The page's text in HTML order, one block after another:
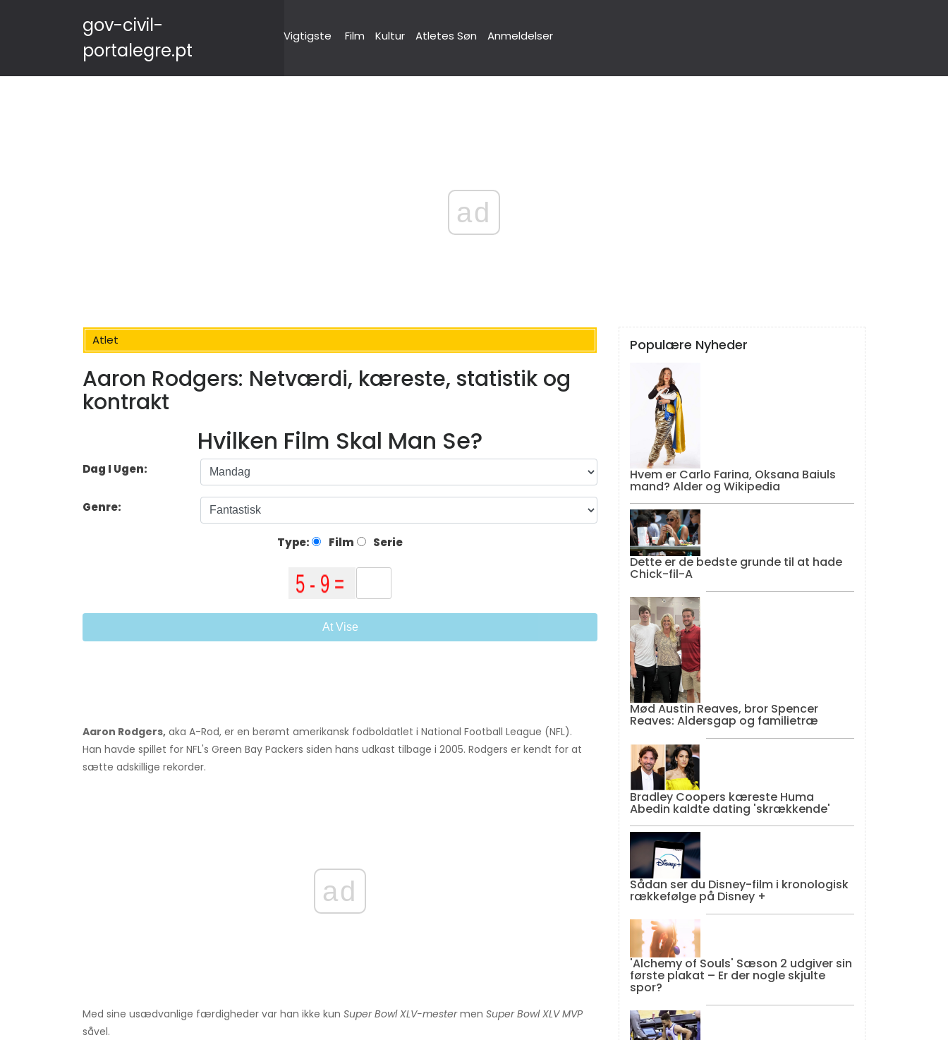
gov-civil-
portalegre.pt
Vigtigste Film Kultur Atletes Søn Anmeldelser
ad
Atlet
Aaron Rodgers: Netværdi, kæreste, statistik og
kontrakt
Hvilken Film Skal Man Se?
Dag I Ugen:
Genre:
Type: Film Serie
At Vise
Aaron Rodgers, aka A-Rod, er en berømt amerikansk fodboldatlet i National Football League (NFL).
Han havde spillet for NFL's Green Bay Packers siden hans udkast tilbage i 2005. Rodgers er kendt for at
sætte adskillige rekorder.
ad
Med sine usædvanlige færdigheder var han ikke kun Super Bowl XLV-mestermen Super Bowl XLV MVP
såvel.
Populære Nyheder
Hvem er Carlo Farina, Oksana Baiuls
mand? Alder og Wikipedia
Dette er de bedste grunde til at hade
Chick-fil-A
Mød Austin Reaves, bror Spencer
Reaves: Aldersgap og familietræ
Bradley Coopers kæreste Huma
Abedin kaldte dating 'skrækkende'
Sådan ser du Disney-film i kronologisk
rækkefølge på Disney +
'Alchemy of Souls' Sæson 2 udgiver sin
første plakat – Er der nogle skjulte
spor?